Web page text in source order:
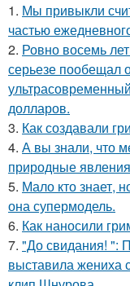
1. Мы привыкли
частью
2. Ровно восемь
серьезе пообещал
долларов.
3. Как создавали
4. А вы знали, что
природные
5. Мало кто знает,
она супермодель.
6. Как наносили
7. "До свидания! ":
выставила жениха